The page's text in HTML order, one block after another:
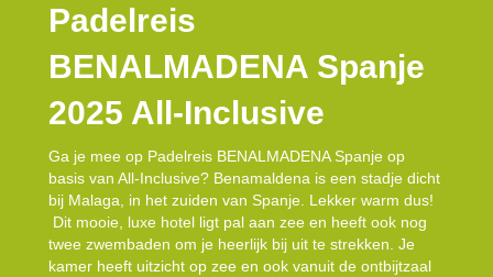
Padelreis
BENALMADENA Spanje
2025 All-Inclusive
Ga je mee op Padelreis BENALMADENA Spanje op
basis van All-Inclusive? Benamaldena is een stadje dicht
bij Malaga, in het zuiden van Spanje. Lekker warm dus!
Dit mooie, luxe hotel ligt pal aan zee en heeft ook nog
twee zwembaden om je heerlijk bij uit te strekken. Je
kamer heeft uitzicht op zee en ook vanuit de ontbijtzaal